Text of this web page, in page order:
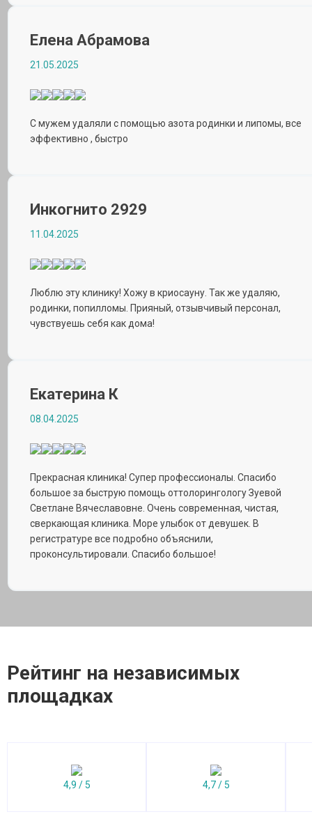
Елена Абрамова
21.05.2025
С мужем удаляли с помощью азота родинки и липомы, все
эффективно , быстро
Инкогнито 2929
11.04.2025
Люблю эту клинику! Хожу в криосауну. Так же удаляю,
родинки, попилломы. Прияный, отзывчивый персонал,
чувствуешь себя как дома!
Екатерина К
08.04.2025
Прекрасная клиника! Супер профессионалы. Спасибо
большое за быструю помощь оттолорингологу Зуевой
Светлане Вячеславовне. Очень современная, чистая,
сверкающая клиника. Море улыбок от девушек. В
регистратуре все подробно объяснили,
проконсультировали. Спасибо большое!
Рейтинг на независимых
площадках
4,9 / 5 4,7 / 5